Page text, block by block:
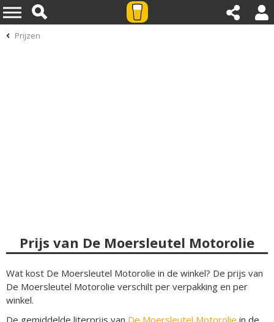
Prijzen
Prijs van De Moersleutel Motorolie
Wat kost De Moersleutel Motorolie in de winkel? De prijs van
De Moersleutel Motorolie verschilt per verpakking en per
winkel.
De gemiddelde literprijs van De Moersleutel Motorolie in de